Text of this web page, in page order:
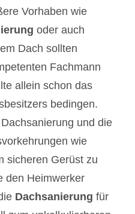
Vorhaben wie
oder auch
Dach sollten
Fachmann
allein schon das
bedingen.
und die
wie
sicheren Gerüst zu
den Heimwerker
Dachsanierung für